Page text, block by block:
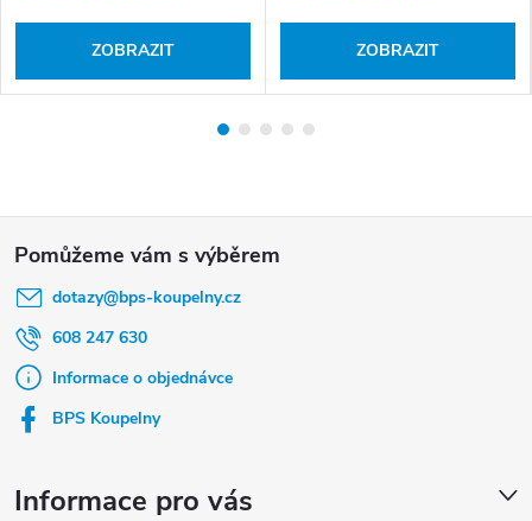
ZOBRAZIT ZOBRAZIT
dotazy@bps-koupelny.cz
608 247 630
Informace o objednávce
BPS Koupelny
Informace pro vás